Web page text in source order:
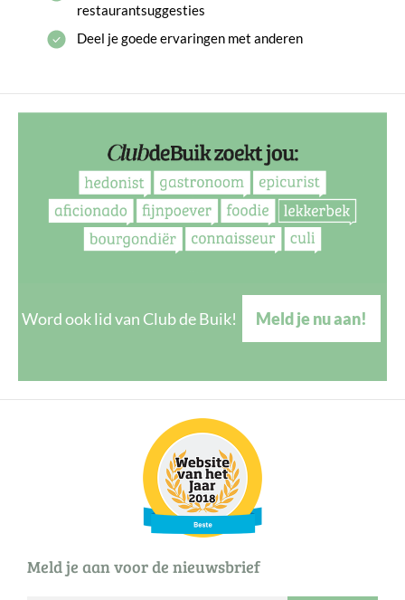
restaurantsuggesties
Deel je goede ervaringen met anderen
Word ook lid van Club de Buik! Meld je nu aan!
Meld je aan voor de nieuwsbrief